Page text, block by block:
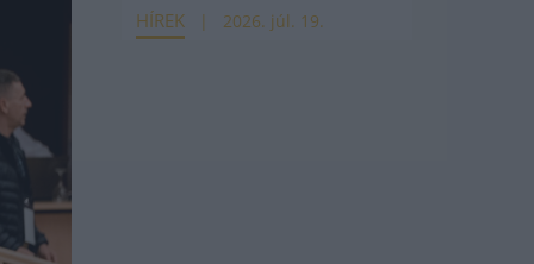
HÍREK 2026. júl. 19.